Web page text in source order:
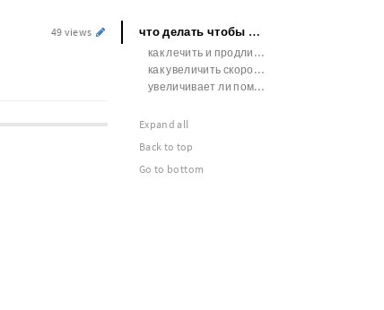
49 views что делать чтобы увеличить член
как лечить и продлить половой акт
как увеличить скорость роста члена
увеличивает ли помпа член отзывы
Expand all
Back to top
Go to bottom